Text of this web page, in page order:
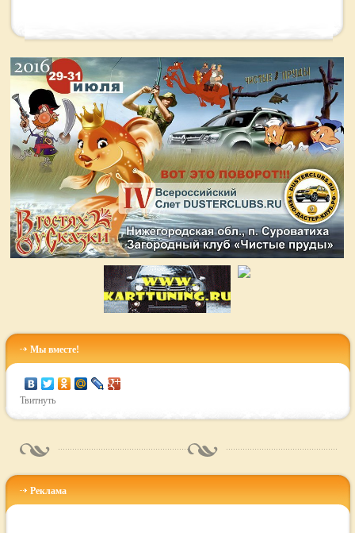
Мы вместе!
Твитнуть
Реклама